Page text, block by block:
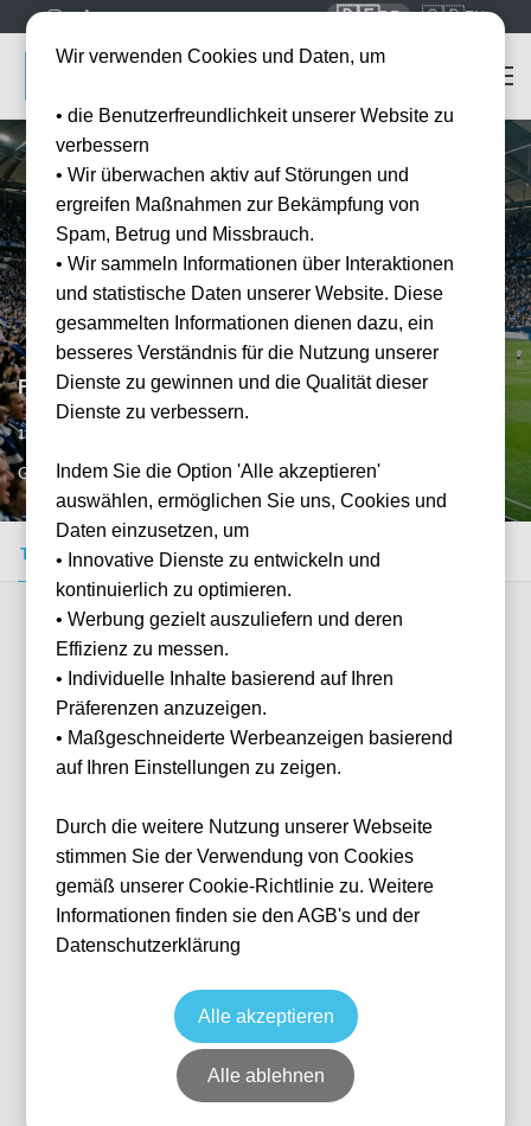
🇩🇪DE 🇬🇧EN
FC Schalke 04 vs TSG Hoffenheim
13.03.2027
GEL, DE
Tickets kaufen Event-Info FAQ
Verfügbare Kategorien (3)
Sitzplatz Kurve
6 verfügbar
Deutschland VELTINS-Arena
Ticket(s) + Hotel
262,00
Wir verwenden Cookies und Daten, um
• die Benutzerfreundlichkeit unserer Website zu
verbessern
• Wir überwachen aktiv auf Störungen und
ergreifen Maßnahmen zur Bekämpfung von
Spam, Betrug und Missbrauch.
• Wir sammeln Informationen über Interaktionen
und statistische Daten unserer Website. Diese
gesammelten Informationen dienen dazu, ein
besseres Verständnis für die Nutzung unserer
Dienste zu gewinnen und die Qualität dieser
Dienste zu verbessern.
Indem Sie die Option 'Alle akzeptieren'
auswählen, ermöglichen Sie uns, Cookies und
Daten einzusetzen, um
• Innovative Dienste zu entwickeln und
kontinuierlich zu optimieren.
• Werbung gezielt auszuliefern und deren
Effizienz zu messen.
• Individuelle Inhalte basierend auf Ihren
Präferenzen anzuzeigen.
• Maßgeschneiderte Werbeanzeigen basierend
auf Ihren Einstellungen zu zeigen.
Durch die weitere Nutzung unserer Webseite
stimmen Sie der Verwendung von Cookies
gemäß unserer Cookie-Richtlinie zu. Weitere
Informationen finden sie den AGB's und der
Datenschutzerklärung
Alle akzeptieren
Alle ablehnen